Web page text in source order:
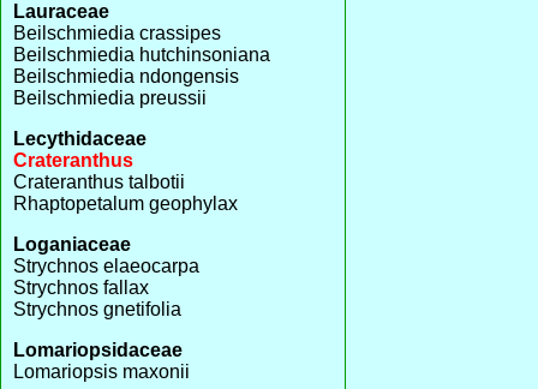
Lauraceae
Beilschmiedia crassipes
Beilschmiedia hutchinsoniana
Beilschmiedia ndongensis
Beilschmiedia preussii
Lecythidaceae
Crateranthus
Crateranthus talbotii
Rhaptopetalum geophylax
Loganiaceae
Strychnos elaeocarpa
Strychnos fallax
Strychnos gnetifolia
Lomariopsidaceae
Lomariopsis maxonii